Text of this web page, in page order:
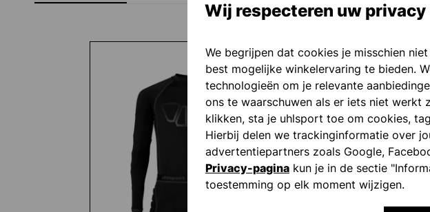
Wij respecteren uw privacy
We begrijpen dat cookies je misschien
best mogelijke winkelervaring te bieden.
technologieën om je relevante
ons te waarschuwen als er iets niet
klikken, sta je uhlsport toe om cookies,
Hierbij delen we trackinginformatie over
advertentiepartners zoals Google,
Privacy-pagina kun je in de sectie
toestemming op elk moment wijzigen.